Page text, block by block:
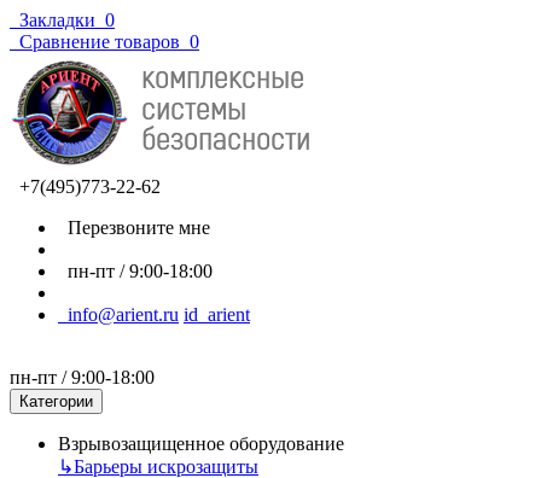
Закладки 0
Сравнение товаров 0
+7(495)773-22-62
Перезвоните мне
пн-пт / 9:00-18:00
info@arient.ru id_arient
пн-пт / 9:00-18:00
Категории
Взрывозащищенное оборудование
↳Барьеры искрозащиты